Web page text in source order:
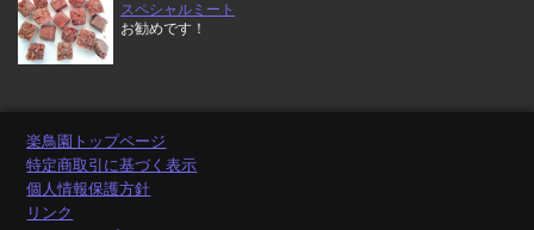
スペシャルミート
お勧めです！
楽鳥園トップページ
特定商取引に基づく表示
個人情報保護方針
リンク